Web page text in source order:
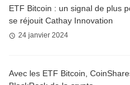
ETF Bitcoin : un signal de plus
se réjouit Cathay Innovation
24 janvier 2024
Avec les ETF Bitcoin,